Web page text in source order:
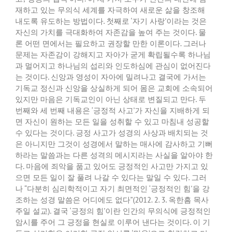
재하고 있는 무의식 세계를 자극하여 새로운 삶을 창조해
내도록 유도하는 방법이다. 첫째로 ‘자기 사랑’이라는 것은
자신의 가치를 극대화하여 자존감을 높여 주는 것이다. 물
론 어떤 면에서는 필요하고 권장할 만한 이론이다. 그러나
문제는 자존감이 강해지고 자아가 굳게 확립될수록 하나님
과 멀어지고 하나님의 섭리와 인도하심에 관심이 없어진다
는 것이다. 신앙과 영성이 자아에 밀려나고 결국에 가서는
기독교 정신과 신앙을 상실하게 되어 몸은 교회에 소속되어
있지만 마음은 기독교인이 아닌 상태로 변질되고 만다. 두
번째와 세 번째 내용은 ‘긍정적 사고’가 자신을 지배하게 되
면 자신이 원하는 모든 일을 성취할 수 있고 마침내 성공할
수 있다는 것이다. 긍정 사고가 성경의 사상과 배치되는 것
은 아니지만 그것이 성경에서 말하는 매사에 감사하고 기뻐
하라는 말씀과는 다른 성격의 메시지라는 사실을 알아야 한
다. 마음에 죄악을 품고 있어도 긍정적인 사고만 가지고 있
으면 모든 일이 잘 풀려 나갈 수 있다는 말일 수 있다. 그러
나“다분히 심리학적이고 자기 최면적인 ‘긍정적인 힘’을 강
조하는 성경 말씀은 어디에도 없다”(2012. 2. 3. 옥한흠 목사
주일 설교). 결국 ‘긍정의 힘’이란 인간의 무의식에 긍정적인
암시를 주어 그 긍정을 현실로 이루어 낸다는 것이다. 이 기